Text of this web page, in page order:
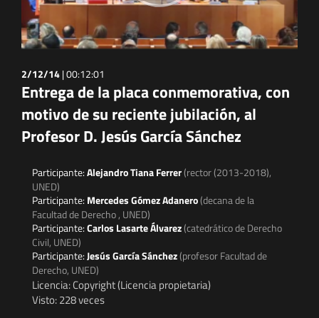
2/12/14|00:12:01
Entrega de la placa conmemorativa, con
motivo de su reciente jubilación, al
Profesor D. Jesús García Sánchez
Participante:Alejandro Tiana Ferrer(rector (2013-2018),
UNED)
Participante: Mercedes Gómez Adanero(decana de la
Facultad de Derecho , UNED)
Participante:Carlos Lasarte Álvarez(catedrático de Derecho
Civil, UNED)
Participante:Jesús García Sánchez(profesor Facultad de
Derecho, UNED)
Licencia: Copyright (Licencia propietaria)
Visto: 228 veces